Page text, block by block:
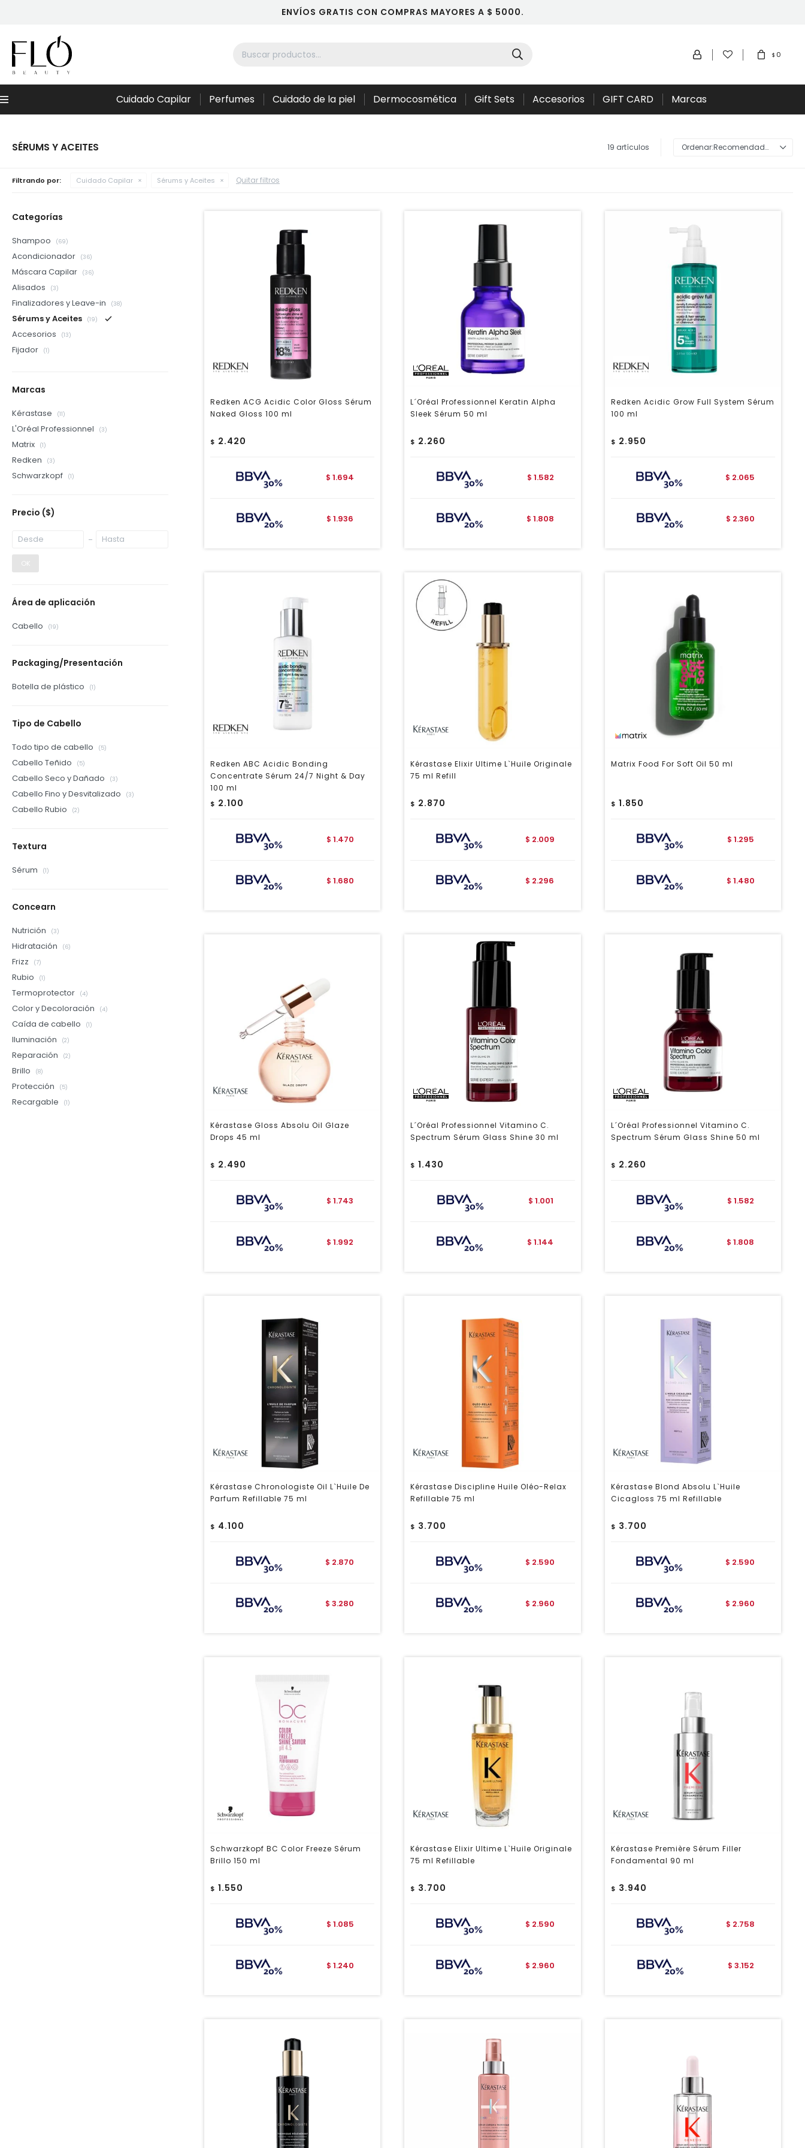
ENVÍOS GRATIS CON COMPRAS MAYORES A $ 5000.
Menú Cuidado Capilar Perfumes Cuidado de la piel Dermocosmética Gift Sets Accesorios GIFT CARD Marcas
$ 0
SÉRUMS Y ACEITES 19 artículos Recomendados
Filtrando por: Cuidado Capilar Sérums y Aceites Quitar filtros
Redken ACG Acidic Color Gloss Sérum
Naked Gloss 100 ml
$ 2.420
$ 1.694
$ 1.936
L´Oréal Professionnel Keratin Alpha
Sleek Sérum 50 ml
$ 2.260
$ 1.582
$ 1.808
Redken Acidic Grow Full System Sérum
100 ml
$ 2.950
$ 2.065
$ 2.360
Redken ABC Acidic Bonding
Concentrate Sérum 24/7 Night & Day
100 ml
$ 2.100
$ 1.470
$ 1.680
Kérastase Elixir Ultime L`Huile Originale
75 ml Refill
$ 2.870
$ 2.009
$ 2.296
Matrix Food For Soft Oil 50 ml
$ 1.850
$ 1.295
$ 1.480
Kérastase Gloss Absolu Oil Glaze
Drops 45 ml
$ 2.490
$ 1.743
$ 1.992
L´Oréal Professionnel Vitamino C.
Spectrum Sérum Glass Shine 30 ml
$ 1.430
$ 1.001
$ 1.144
L´Oréal Professionnel Vitamino C.
Spectrum Sérum Glass Shine 50 ml
$ 2.260
$ 1.582
$ 1.808
Kérastase Chronologiste Oil L`Huile De
Parfum Refillable 75 ml
$ 4.100
$ 2.870
$ 3.280
Kérastase Discipline Huile Oléo-Relax
Refillable 75 ml
$ 3.700
$ 2.590
$ 2.960
Kérastase Blond Absolu L`Huile
Cicagloss 75 ml Refillable
$ 3.700
$ 2.590
$ 2.960
Schwarzkopf BC Color Freeze Sérum
Brillo 150 ml
$ 1.550
$ 1.085
$ 1.240
Kérastase Elixir Ultime L`Huile Originale
75 ml Refillable
$ 3.700
$ 2.590
$ 2.960
Kérastase Première Sérum Filler
Fondamental 90 ml
$ 3.940
$ 2.758
$ 3.152
Categorías
Shampoo (69)
Acondicionador (36)
Máscara Capilar (36)
Alisados (3)
Finalizadores y Leave-in (38)
Sérums y Aceites (19)
Accesorios (13)
Fijador (1)
Marcas
Kérastase (11)
L'Oréal Professionnel (3)
Matrix (1)
Redken (3)
Schwarzkopf (1)
Precio ($)
OK
Área de aplicación
Cabello (19)
Packaging/Presentación
Botella de plástico (1)
Tipo de Cabello
Todo tipo de cabello (5)
Cabello Teñido (5)
Cabello Seco y Dañado (3)
Cabello Fino y Desvitalizado (3)
Cabello Rubio (2)
Textura
Sérum (1)
Concearn
Nutrición (3)
Hidratación (6)
Frizz (7)
Rubio (1)
Termoprotector (4)
Color y Decoloración (4)
Caída de cabello (1)
Iluminación (2)
Reparación (2)
Brillo (8)
Protección (5)
Recargable (1)